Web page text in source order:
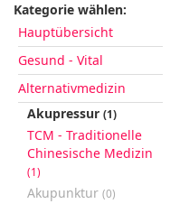
Kategorie wählen:
Hauptübersicht
Gesund - Vital
Alternativmedizin
Akupressur (1)
TCM - Traditionelle
Chinesische Medizin
(1)
Akupunktur (0)